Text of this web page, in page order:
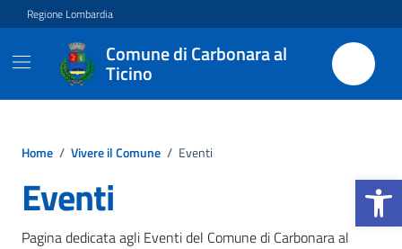
Vai ai contenuti
Vai al footer
Regione Lombardia
Comune di Carbonara al
Ticino
Home / Vivere il Comune / Eventi
Eventi
Pagina dedicata agli Eventi del Comune di Carbonara al
Apri la